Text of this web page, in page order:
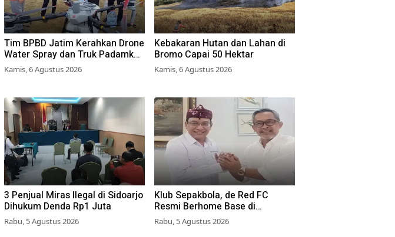
Tim BPBD Jatim Kerahkan Drone
Water Spray dan Truk Padamkan
Api Karhutla di Gunung Bromo
Kamis, 6 Agustus 2026
Kebakaran Hutan dan Lahan di
Bromo Capai 50 Hektar
Kamis, 6 Agustus 2026
3 Penjual Miras Ilegal di Sidoarjo
Dihukum Denda Rp1 Juta
Rabu, 5 Agustus 2026
Klub Sepakbola, de Red FC
Resmi Berhome Base di
Surabaya, Pakai Stadion
Tambaksari
Rabu, 5 Agustus 2026